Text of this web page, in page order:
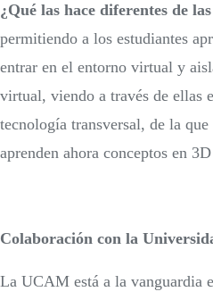
¿Qué las hace diferentes de
permitiendo a los estudiantes
entrar en el entorno virtual y
virtual, viendo a través de ellas
tecnología transversal, de la
aprenden ahora conceptos en
Colaboración con la
La UCAM está a la vanguardia